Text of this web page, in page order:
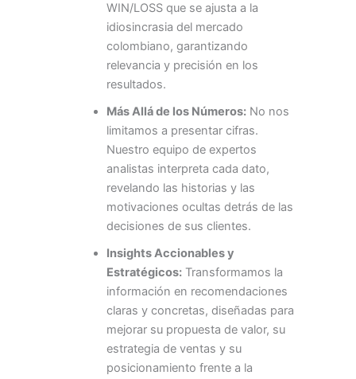
WIN/LOSS que se ajusta a la
idiosincrasia del mercado
colombiano, garantizando
relevancia y precisión en los
resultados.
Más Allá de los Números:No nos
limitamos a presentar cifras.
Nuestro equipo de expertos
analistas interpreta cada dato,
revelando las historias y las
motivaciones ocultas detrás de las
decisiones de sus clientes.
Insights Accionables y
Estratégicos:Transformamos la
información en recomendaciones
claras y concretas, diseñadas para
mejorar su propuesta de valor, su
estrategia de ventas y su
posicionamiento frente a la